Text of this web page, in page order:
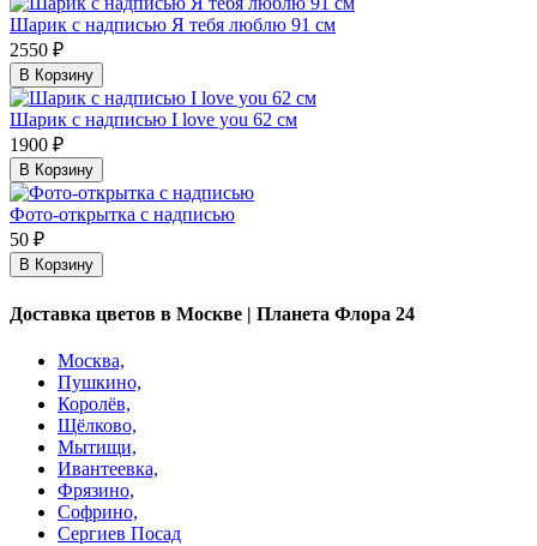
Шарик с надписью Я тебя люблю 91 см
2550 ₽
В Корзину
Шарик с надписью I love you 62 см
1900 ₽
В Корзину
Фото-открытка с надписью
50 ₽
В Корзину
Доставка цветов в Москве | Планета Флора 24
Москва,
Пушкино,
Королёв,
Щёлково,
Мытищи,
Ивантеевка,
Фрязино,
Софрино,
Сергиев Посад